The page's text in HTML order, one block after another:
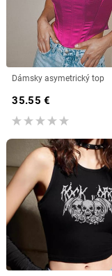
Dámsky asymetrický top
35.55 €